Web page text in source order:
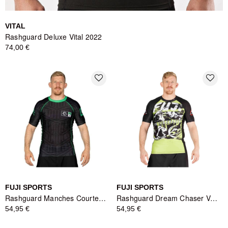
VITAL
Rashguard Deluxe Vital 2022
74,00 €
favorite_border
FUJI SPORTS
Rashguard Manches Courtes Team FUJI Rouge - Fuji Sports
54,95 €
favorite_border
FUJI SPORTS
Rashguard Dream Chaser Vert - Fuji Sports
54,95 €